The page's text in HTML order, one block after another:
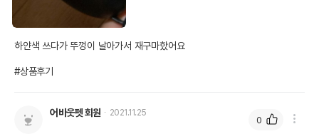
하얀색 쓰다가 뚜껑이 날아가서 재구마핬어요
#상품후기
어바웃펫 회원 2021.11.25
0